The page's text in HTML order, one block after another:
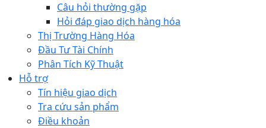
Câu hỏi thường gặp
Hỏi đáp giao dịch hàng hóa
Thị Trường Hàng Hóa
Đầu Tư Tài Chính
Phân Tích Kỹ Thuật
Hỗ trợ
Tín hiệu giao dịch
Tra cứu sản phẩm
Điều khoản